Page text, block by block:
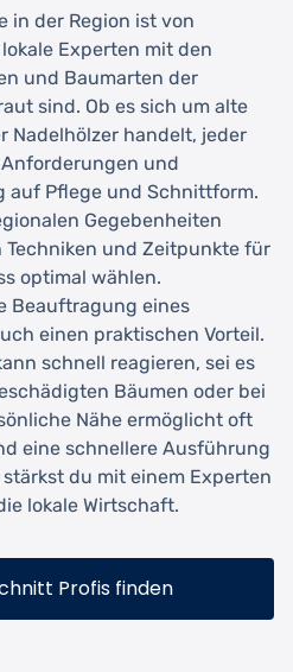
in der Region ist von
Experten mit den
und Baumarten der
sind. Ob es sich um alte
Nadelhölzer handelt, jeder
und
auf Pflege und Schnittform.
Gegebenheiten
und Zeitpunkte für
optimal wählen.
Beauftragung eines
einen praktischen Vorteil.
schnell reagieren, sei es
Bäumen oder bei
Nähe ermöglicht oft
eine schnellere Ausführung
du mit einem Experten
lokale Wirtschaft.
Profis finden